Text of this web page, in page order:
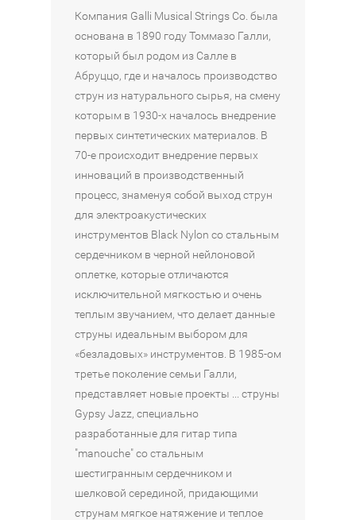
L
I
N
G
S
G
3
7
S
.
1
0
45
₽
В
Интернет-
магазин
Москва
из
4
Санкт-
N
A
R
D
3
2
3
-
0
7
3
M
D
45
₽
В
магазин
Москва
в
из
4
е
о
р
о
в
D
A
D
I
P
H
0
2
50
₽
КОРЗИНУ
магазин
Санкт-
1
из
C
H
L
A
R
G
3
0
0
45
₽
В
КОРЗИНУ
магазин
в
4
Санкт-
I
N
3
S
₽
Санкт-
Компания Galli Musical Strings Co. была
основана в 1890 году Томмазо Галли,
который был родом из Салле в
Абруццо, где и началось производство
струн из натурального сырья, на смену
которым в 1930-х началось внедрение
первых синтетических материалов. В
70-е происходит внедрение первых
инноваций в производственный
процесс, знаменуя собой выход струн
для электроакустических
инструментов Black Nylon со стальным
сердечником в черной нейлоновой
оплетке, которые отличаются
исключительной мягкостью и очень
теплым звучанием, что делает данные
струны идеальным выбором для
«безладовых» инструментов. В 1985-ом
третье поколение семьи Галли,
представляет новые проекты ... струны
Gypsy Jazz, специально
разработанные для гитар типа
"manouche" со стальным
шестигранным сердечником и
шелковой серединой, придающими
струнам мягкое натяжение и теплое